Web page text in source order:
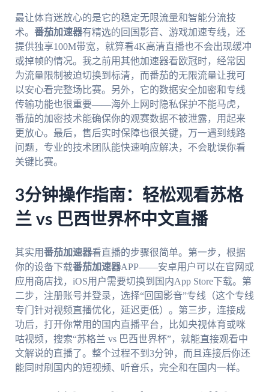
最让体育迷放心的是它的稳定无限流量和智能分流技
术。 番茄加速器有精选的回国影音、游戏加速专线，还
提供独享100M带宽，就算看4K高清直播也不会出现缓冲
或掉帧的情况。我之前用其他加速器看欧冠时，经常因
为流量限制被迫切换到标清，而番茄的无限流量让我可
以安心看完整场比赛。另外，它的数据安全加密和专线
传输功能也很重要——海外上网时隐私保护不能马虎，
番茄的加密技术能确保你的观赛数据不被泄露，用起来
更放心。最后，售后实时保障也很关键，万一遇到线路
问题，专业的技术团队能快速响应解决，不会耽误你看
关键比赛。
3分钟操作指南：轻松观看苏格
兰 vs 巴西世界杯中文直播
其实用番茄加速器看直播的步骤很简单。第一步，根据
你的设备下载番茄加速器APP——安卓用户可以在官网或
应用商店找，iOS用户需要切换到国内App Store下载。第
二步，注册账号并登录，选择“回国影音”专线（这个专线
专门针对视频直播优化，延迟更低）。第三步，连接成
功后，打开你常用的国内直播平台，比如央视体育或咪
咕视频，搜索“苏格兰 vs 巴西世界杯”，就能直接观看中
文解说的直播了。整个过程不到3分钟，而且连接后你还
能同时刷国内的短视频、听音乐，完全和在国内一样。